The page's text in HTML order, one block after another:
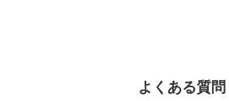
よくある質問